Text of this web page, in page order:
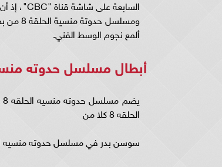
ألمع نجوم الوسط الفني.
أبطال مسلسل حدوته
الحلقه 8 كلا من
سوسن بدر في مسلسل حدوته منسيه